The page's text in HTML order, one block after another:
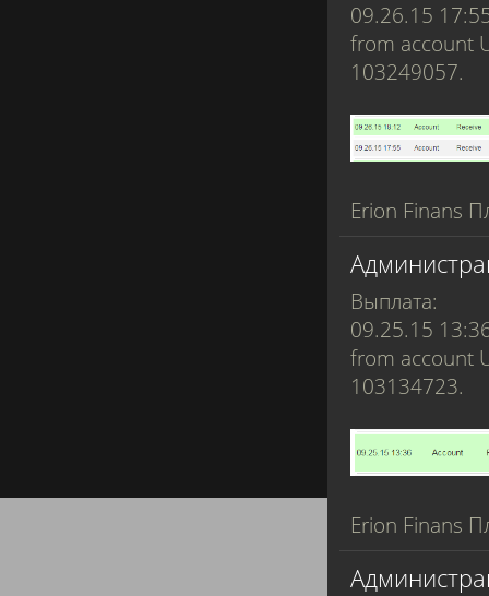
09.26.15
from account
103249057.
Erion Finans
Выплата:
09.25.15
from account
103134723.
Erion Finans